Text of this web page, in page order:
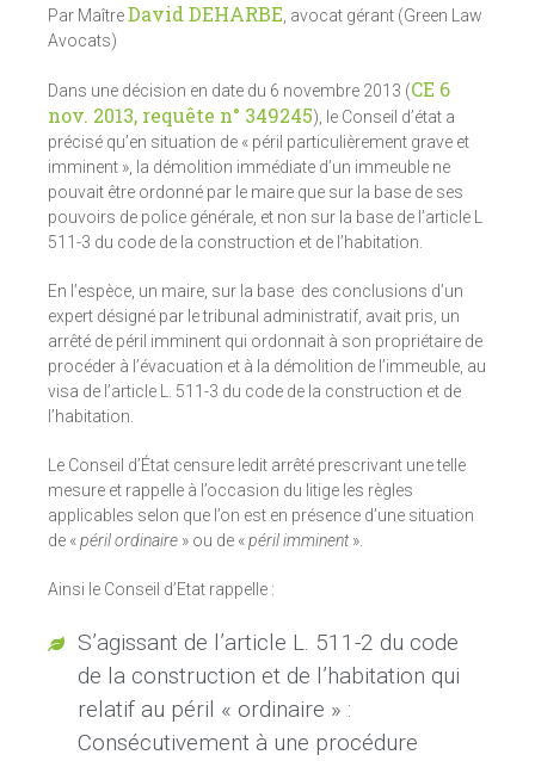
Par MaîtreDavid DEHARBE , avocat gérant (Green Law
Avocats)
Dans une décision en date du 6 novembre 2013 (CE 6
nov. 2013, requête n° 349245), le Conseil d’état a
précisé qu’en situation de « péril particulièrement grave et
imminent », la démolition immédiate d’un immeuble ne
pouvait être ordonné par le maire que sur la base de ses
pouvoirs de police générale, et non sur la base de l’article L
511-3 du code de la construction et de l’habitation.
En l’espèce, un maire, sur la base des conclusions d’un
expert désigné par le tribunal administratif, avait pris, un
arrêté de péril imminent qui ordonnait à son propriétaire de
procéder à l’évacuation et à la démolition de l’immeuble, au
visa de l’article L. 511-3 du code de la construction et de
l’habitation.
Le Conseil d’État censure ledit arrêté prescrivant une telle
mesure et rappelle à l’occasion du litige les règles
applicables selon que l’on est en présence d’une situation
de «péril ordinaire » ou de «péril imminent».
Ainsi le Conseil d’Etat rappelle :
S’agissant de l’article L. 511-2 du code
de la construction et de l’habitation qui
relatif au péril « ordinaire » :
Consécutivement à une procédure